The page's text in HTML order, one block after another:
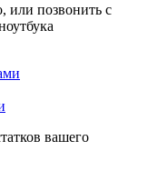
или позвонить с
вашего